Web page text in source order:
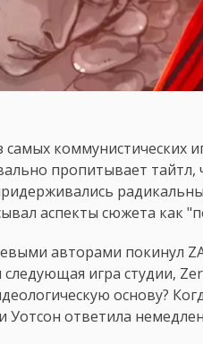
самых коммунистических
пропитывает тайтл,
аспекты сюжета как
авторами покинул
игра студии,
основу?
Уотсон ответила